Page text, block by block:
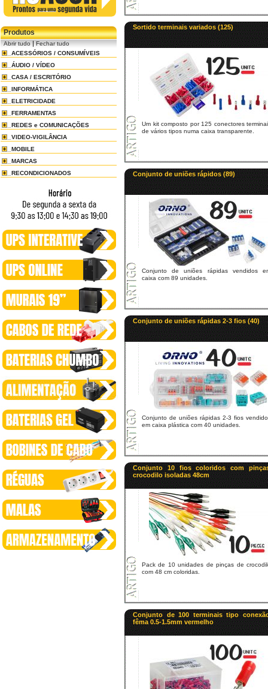
Produtos
Abrir tudo|Fechar tudo
ACESSÓRIOS / CONSUMÍVEIS
ÁUDIO / VÍDEO
CASA / ESCRITÓRIO
INFORMÁTICA
ELETRICIDADE
FERRAMENTAS
REDES e COMUNICAÇÕES
VIDEO-VIGILÂNCIA
MOBILE
MARCAS
RECONDICIONADOS
Sortido terminais variados (125)
Um kit composto por 125 conectores
de vários tipos numa caixa transparente.
Conjunto de uniões rápidos (89)
Conjunto de uniões rápidas vendidos
caixa com 89 unidades.
Conjunto de uniões rápidas 2-3 fios (40)
Conjunto de uniões rápidas 2-3 fios
em caixa plástica com 40 unidades.
Conjunto 10 fios coloridos com
crocodilo isoladas 48cm
Pack de 10 unidades de pinças de
com 48 cm coloridas.
Conjunto de 100 terminais tipo
fêma 0.5-1.5mm vermelho